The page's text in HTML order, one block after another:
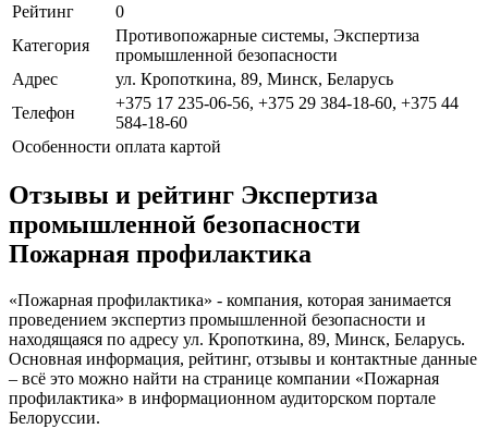
Рейтинг
0
Категория
Противопожарные системы, Экспертиза
промышленной безопасности
Адрес
ул. Кропоткина, 89, Минск, Беларусь
Телефон
+375 17 235-06-56, +375 29 384-18-60, +375 44
584-18-60
Особенности оплата картой
Отзывы и рейтинг Экспертиза
промышленной безопасности
Пожарная профилактика
«Пожарная профилактика» - компания, которая занимается
проведением экспертиз промышленной безопасности и
находящаяся по адресу ул. Кропоткина, 89, Минск, Беларусь.
Основная информация, рейтинг, отзывы и контактные данные
– всё это можно найти на странице компании «Пожарная
профилактика» в информационном аудиторском портале
Белоруссии.